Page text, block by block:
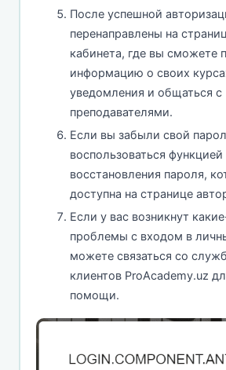
После успешной
перенаправлены на
кабинета, где вы сможете
информацию о своих
уведомления и общаться с
преподавателями.
Если вы забыли свой
воспользоваться функцией
восстановления пароля,
доступна на странице
Если у вас возникнут
проблемы с входом в
можете связаться со
клиентов ProAcademy.uz
помощи.